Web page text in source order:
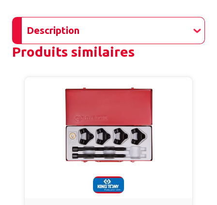
Description
Produits similaires